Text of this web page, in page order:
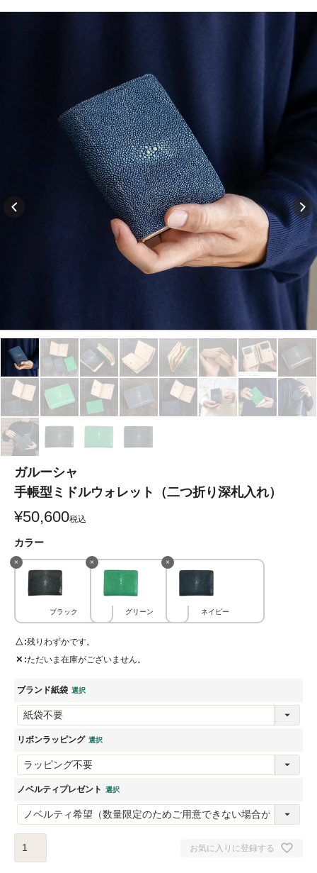
ガルーシャ
手帳型ミドルウォレット（二つ折り深札入れ）
¥50,600税込
カラー
ブラック
×
グリーン
×
ネイビー
×
△ 残りわずかです。
✕ ただいま在庫がございません。
ブランド紙袋
リボンラッピング
ノベルティプレゼント
お気に入りに登録する